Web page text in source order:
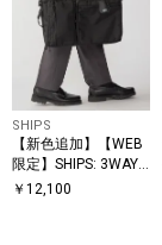
SHIPS
【新色追加】【WEB
限定】SHIPS: 3WAY
ビズ ワイド ブリーフ
￥ 12,100